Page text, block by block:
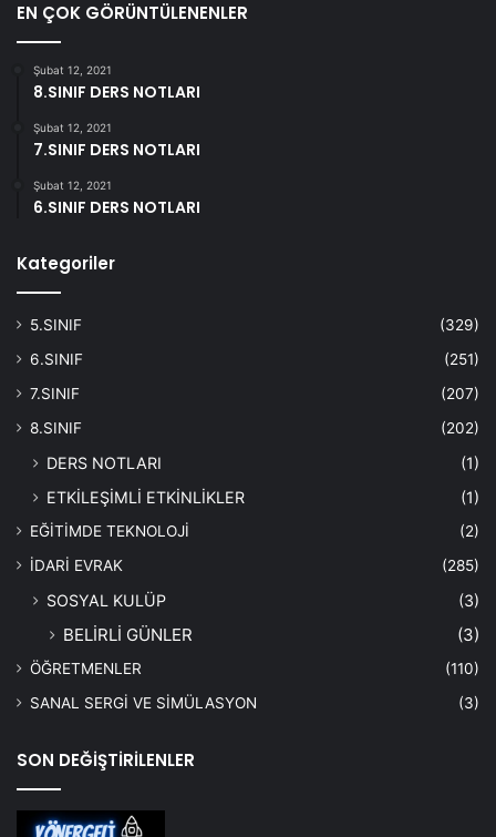
EN ÇOK GÖRÜNTÜLENENLER
Şubat 12, 2021
8.SINIF DERS NOTLARI
Şubat 12, 2021
7.SINIF DERS NOTLARI
Şubat 12, 2021
6.SINIF DERS NOTLARI
Kategoriler
5.SINIF
(329)
6.SINIF
(251)
7.SINIF
(207)
8.SINIF
(202)
DERS NOTLARI
(1)
ETKİLEŞİMLİ ETKİNLİKLER
(1)
EĞİTİMDE TEKNOLOJİ
(2)
İDARİ EVRAK
(285)
SOSYAL KULÜP (3)
BELİRLİ GÜNLER (3)
ÖĞRETMENLER
(110)
SANAL SERGİ VE SİMÜLASYON
(3)
SON DEĞİŞTİRİLENLER